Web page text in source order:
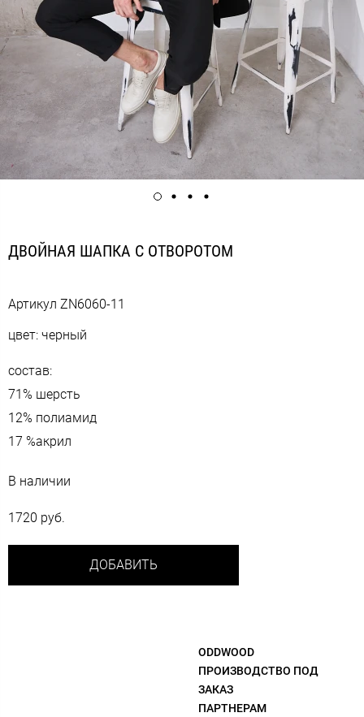
ДВОЙНАЯ ШАПКА С ОТВОРОТОМ
Артикул ZN6060-11
цвет: черный
состав:
71% шерсть
12% полиамид
17 %акрил
В наличии
1720 руб.
ДОБАВИТЬ
ODDWOOD
ПРОИЗВОДСТВО ПОД
ЗАКАЗ
ПАРТНЕРАМ